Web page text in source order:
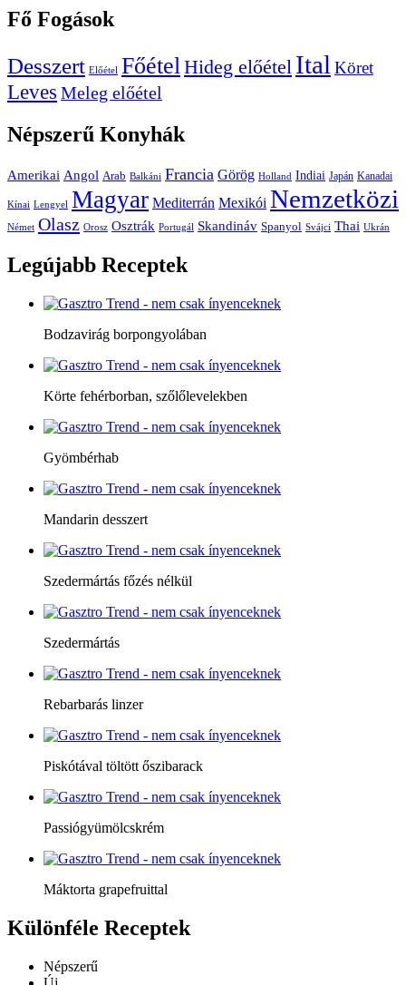
Fő Fogások
Desszert Előétel FőételHideg előétel Ital Köret
Leves Meleg előétel
Népszerű Konyhák
Amerikai Angol Arab Balkáni Francia Görög Holland Indiai Japán Kanadai
Kínai Lengyel Magyar Mediterrán Mexikói Nemzetközi
Német Olasz Orosz Osztrák Portugál Skandináv Spanyol Svájci Thai Ukrán
Legújabb Receptek
Bodzavirág borpongyolában
Körte fehérborban, szőlőlevelekben
Gyömbérhab
Mandarin desszert
Szedermártás főzés nélkül
Szedermártás
Rebarbarás linzer
Piskótával töltött őszibarack
Passiógyümölcskrém
Máktorta grapefruittal
Különféle Receptek
Népszerű